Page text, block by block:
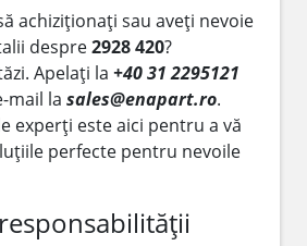
achiziționați sau aveți nevoie
despre2928 420?
Apelați la +40 31 2295121
mail la sales@enapart.ro.
experți este aici pentru a vă
perfecte pentru nevoile